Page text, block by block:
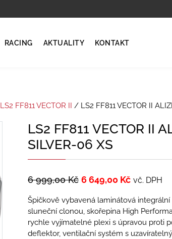
RACING AKTUALITY KONTAKT
LS2 FF811 VECTOR II / LS2 FF811 VECTOR II
LS2 FF811 VECTOR II
SILVER-06 XS
6 999,00Kč 6 649,00 Kč vč. DPH
Špičkově vybavená laminátová
sluneční clonou, skořepina High
rychle vyjímatelné plexi s úpravou proti
deflektor, ventilační systém s